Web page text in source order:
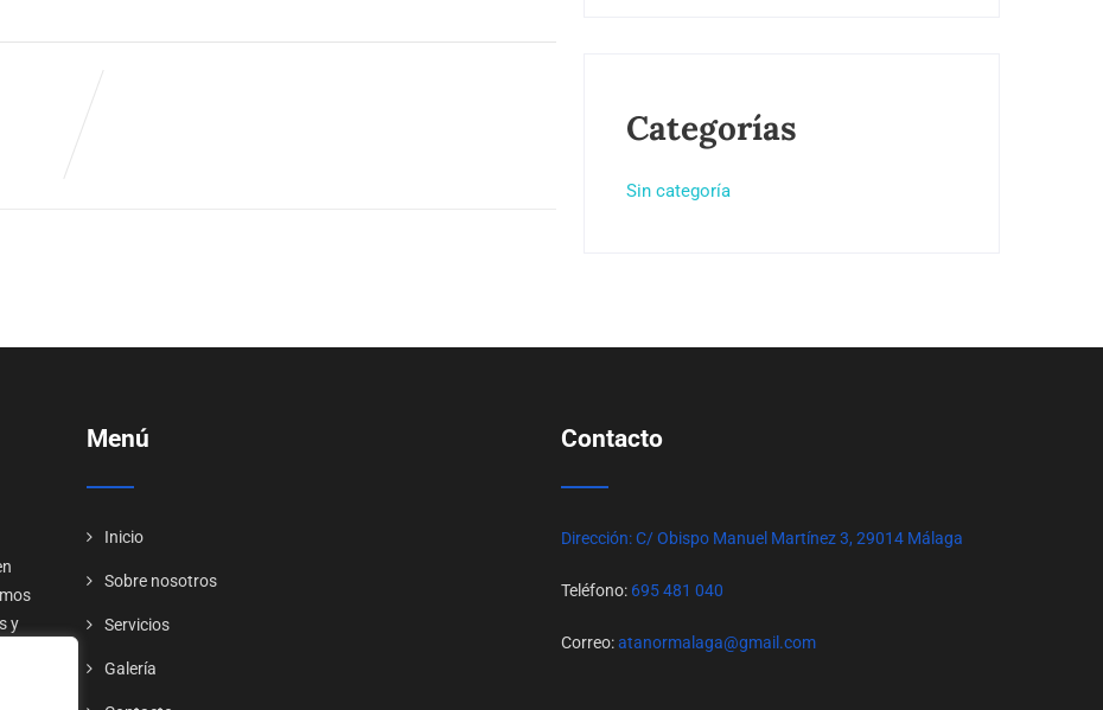
Categorías
Sin categoría
y
Menú
Inicio
Sobre nosotros
Servicios
Galería
Contacto
Dirección: C/ Obispo Manuel Martínez 3, 29014 Málaga
Teléfono: 695 481 040
Correo:atanormalaga@gmail.com